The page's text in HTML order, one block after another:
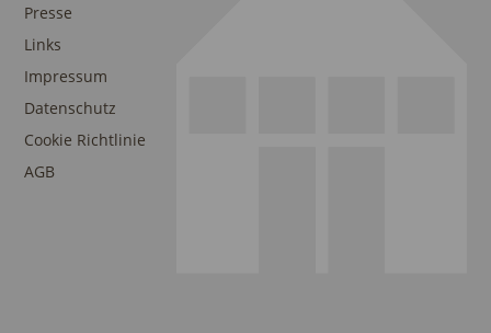
Presse
Links
Impressum
Datenschutz
Cookie Richtlinie
AGB